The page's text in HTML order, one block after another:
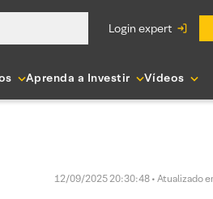
login expert
Aprenda a Investir Vídeos
12/09/2025 20:30:48 • Atualizado